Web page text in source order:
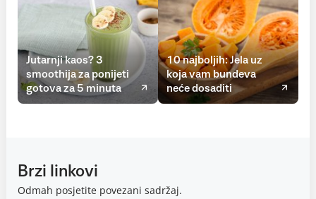
Jutarnji kaos? 3
smoothija za ponijeti
gotova za 5 minuta
10 najboljih: Jela uz
koja vam bundeva
neće dosaditi
Brzi linkovi
Odmah posjetite povezani sadržaj.